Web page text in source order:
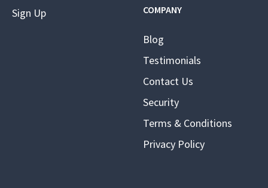
Sign Up
COMPANY
Blog
Testimonials
Contact Us
Security
Terms & Conditions
Privacy Policy